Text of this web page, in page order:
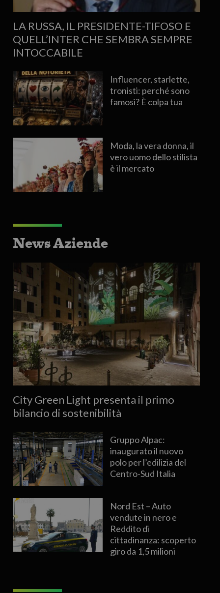
LA RUSSA, IL PRESIDENTE-TIFOSO E
QUELL’INTER CHE SEMBRA SEMPRE
INTOCCABILE
Influencer, starlette,
tronisti: perché sono
famosi? È colpa tua
Moda, la vera donna, il
vero uomo dello stilista
è il mercato
News Aziende
City Green Light presenta il primo
bilancio di sostenibilità
Gruppo Alpac:
inaugurato il nuovo
polo per l’edilizia del
Centro-Sud Italia
Nord Est – Auto
vendute in nero e
Reddito di
cittadinanza: scoperto
giro da 1,5 milioni